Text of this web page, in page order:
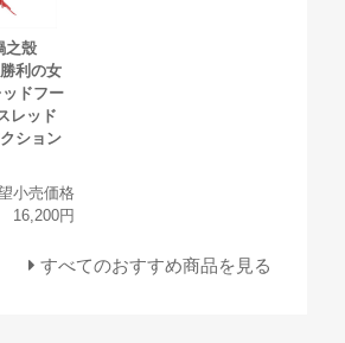
之殼
利の女
ドフー
レッド
ション
小売価格
16,200円
すべてのおすすめ商品を見る